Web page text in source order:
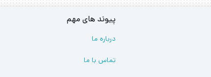
پیوند های مهم
درباره ما
تماس با ما